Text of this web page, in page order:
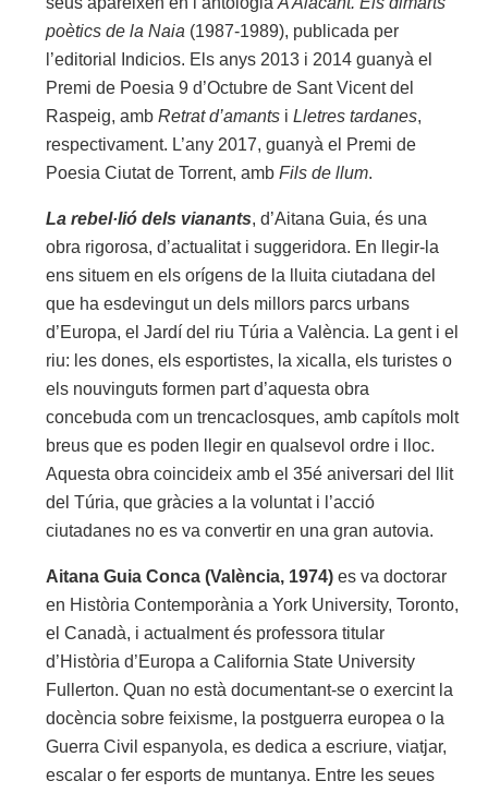
poètics de la Naia (1987-1989), publicada per
l’editorial Indicios. Els anys 2013 i 2014 guanyà el
Premi de Poesia 9 d’Octubre de Sant Vicent del
Raspeig, ambRetrat d’amants iLletres tardanes,
respectivament. L’any 2017, guanyà el Premi de
Poesia Ciutat de Torrent, ambFils de llum.
La rebel·lió dels vianants, d’Aitana Guia, és una
obra rigorosa, d’actualitat i suggeridora. En llegir-la
ens situem en els orígens de la lluita ciutadana del
que ha esdevingut un dels millors parcs urbans
d’Europa, el Jardí del riu Túria a València. La gent i el
riu: les dones, els esportistes, la xicalla, els turistes o
els nouvinguts formen part d’aquesta obra
concebuda com un trencaclosques, amb capítols molt
breus que es poden llegir en qualsevol ordre i lloc.
Aquesta obra coincideix amb el 35é aniversari del llit
del Túria, que gràcies a la voluntat i l’acció
ciutadanes no es va convertir en una gran autovia.
Aitana Guia Conca (València, 1974) es va doctorar
en Història Contemporània a York University, Toronto,
el Canadà, i actualment és professora titular
d’Història d’Europa a California State University
Fullerton. Quan no està documentant-se o exercint la
docència sobre feixisme, la postguerra europea o la
Guerra Civil espanyola, es dedica a escriure, viatjar,
escalar o fer esports de muntanya. Entre les seues